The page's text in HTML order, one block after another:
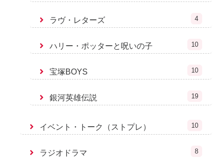
ラヴ・レターズ 4
ハリー・ポッターと呪いの子 10
宝塚BOYS 10
銀河英雄伝説 19
イベント・トーク（ストプレ） 10
ラジオドラマ 8